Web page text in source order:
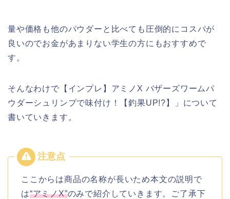
量や価格も他のパウダーと比べても圧倒的にコスパが
良いのでお金があまりない学生の方にもおすすめで
す。
そんなわけで【インプレ】アミノX バザーズワームパ
ウダーシュリンプで味付け！【釣果UP!?】」について
書いていきます。
ここからは商品の名称が長いため本文の説明で
は“アミノX”のみで紹介していきます。ご了承下